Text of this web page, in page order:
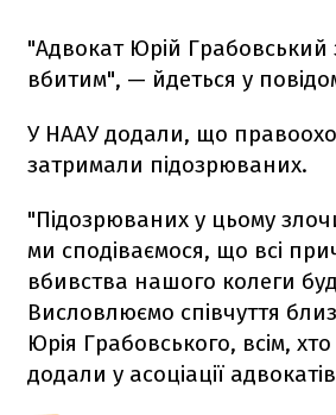
"Адвокат Юрій
вбитим", — йдеться у
У НААУ додали, що
затримали підозрюваних.
"Підозрюваних у цьому
ми сподіваємося, що всі
вбивства нашого колеги
Висловлюємо співчуття
Юрія Грабовського, всім,
додали у асоціації